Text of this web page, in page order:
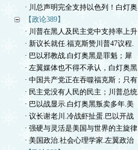
· 川总声明完全支持以色列！白灯奥
【政论389】
· 川普在黑人及民主党中支持率上升
· 新议长就任.福克斯赞川普47议程.
· 巴以邪教战.白灯奥黑是罪魁；犀
· 左翼媒体也不得不承认，白灯奥黑
· 中国共产党正在吞噬福克斯；只有
· 民主党没有人民的民主；川普总统
· 巴以战显示.白灯奥黑叛卖多年.美
· 议长谢老川.冷战虾扯蛋.巴以开战
· 强硬与灵活是美国与世界的主旋律
· 美国政治.社会心理学家.左翼政治